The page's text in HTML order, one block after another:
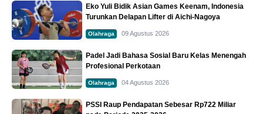
Eko Yuli Bidik Asian Games Keenam, Indonesia
Turunkan Delapan Lifter di Aichi-Nagoya
Olahraga 09 Agustus 2026
Padel Jadi Bahasa Sosial Baru Kelas Menengah
Profesional Perkotaan
Olahraga 04 Agustus 2026
PSSI Raup Pendapatan Sebesar Rp722 Miliar